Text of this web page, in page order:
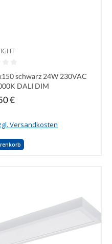
von 5 Sternen
schwarz 24W 230VAC
DALI DIM
Preis:
€
Versandkosten